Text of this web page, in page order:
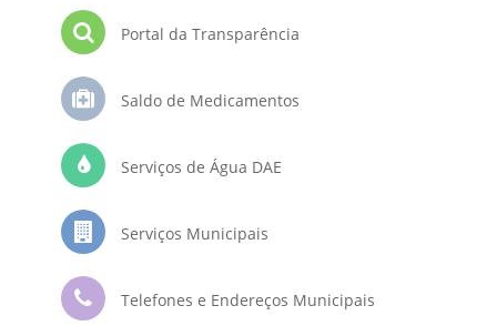
Portal da Transparência
Saldo de Medicamentos
Serviços de Água DAE
Serviços Municipais
Telefones e Endereços Municipais